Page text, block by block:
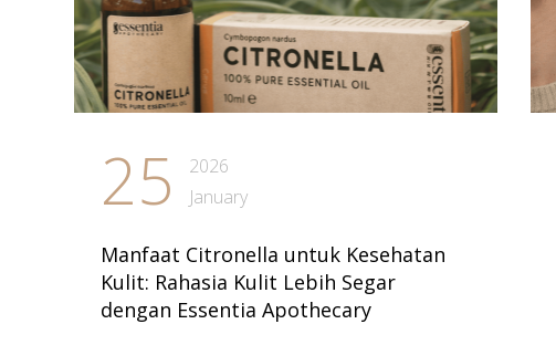
25
2026
January
Manfaat Citronella untuk Kesehatan
Kulit: Rahasia Kulit Lebih Segar
dengan Essentia Apothecary